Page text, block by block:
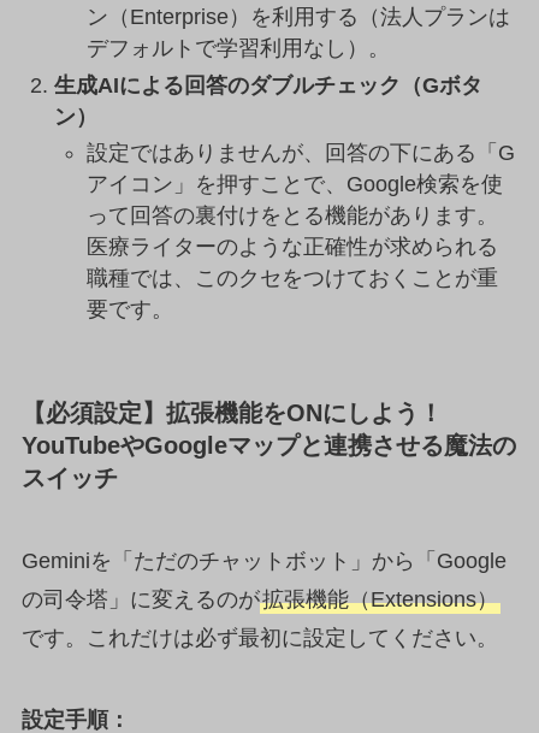
ン（Enterprise）を利用する（法人プランは
デフォルトで学習利用なし）。
生成AIによる回答のダブルチェック（Gボタ
ン）
設定ではありませんが、回答の下にある「G
アイコン」を押すことで、Google検索を使
って回答の裏付けをとる機能があります。
医療ライターのような正確性が求められる
職種では、このクセをつけておくことが重
要です。
【必須設定】拡張機能をONにしよう！
YouTubeやGoogleマップと連携させる魔法の
スイッチ
Geminiを「ただのチャットボット」から「Google
の司令塔」に変えるのが拡張機能（Extensions）
です。これだけは必ず最初に設定してください。
設定手順：